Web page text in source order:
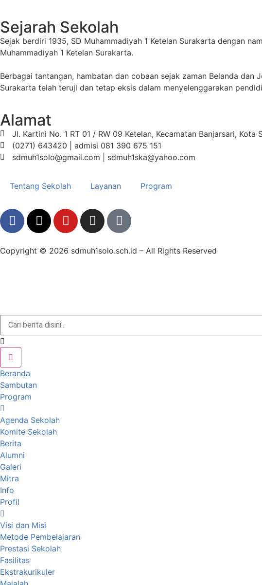
Sejarah Sekolah
Sejak berdiri 1935, SD Muhammadiyah 1 Ketelan Surakarta dengan
Muhammadiyah 1 Ketelan Surakarta.
Berbagai tantangan, hambatan dan cobaan sejak zaman Belanda dan
Surakarta telah teruji dan tetap eksis dalam menyelenggarakan
Alamat
Jl. Kartini No. 1 RT 01 / RW 09 Ketelan, Kecamatan Banjarsari,
(0271) 643420 | admisi 081 390 675 151
sdmuh1solo@gmail.com | sdmuh1ska@yahoo.com
Tentang Sekolah Layanan Program
Copyright © 2026 sdmuh1solo.sch.id – All Rights Reserved
Beranda
Sambutan
Program
Agenda Sekolah
Komite Sekolah
Berita
Alumni
Galeri
Mitra
Info
Profil
Visi dan Misi
Metode Pembelajaran
Prestasi Sekolah
Fasilitas
Ekstrakurikuler